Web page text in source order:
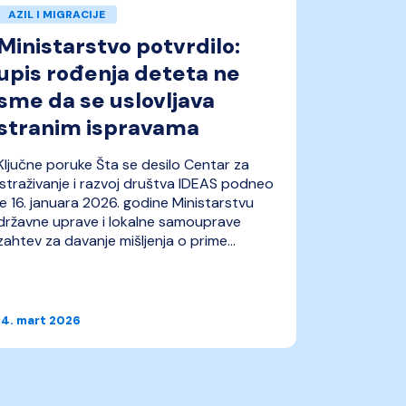
AZIL I MIGRACIJE
potvrdilo:
rođenja deteta ne
da se uslovljava
ispravama
poruke Šta se desilo Centar za
i razvoj društva IDEAS podneo
16. januara 2026. godine Ministarstvu
uprave i lokalne samouprave
za davanje mišljenja o prime...
mart 2026